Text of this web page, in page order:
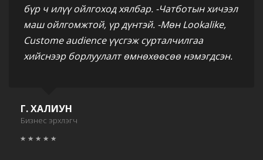
бүр ч илүү ойлгоход хялбар. -Чатботын хичээл
маш ойлгомжтой, үр дүнтэй. -Мөн Lookalike,
Custome audience үүсгэж сурталчилгаа
хийснээр борлуулалт өмнөхөөсөө нэмэгдсэн.
Г. ХАЛИУН
Бизнес эрхлэгч